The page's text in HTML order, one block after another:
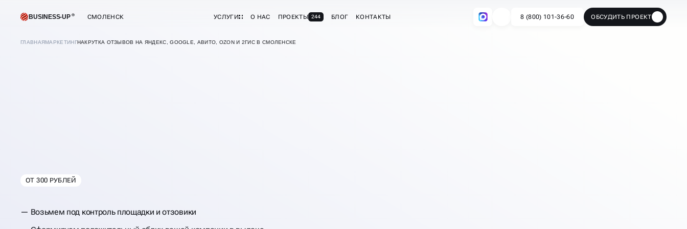
BUSINESS-UP СМОЛЕНСК УСЛУГИ О НАС ПРОЕКТЫ 244 БЛОГ КОНТАКТЫ 8 (800) 101-36-60 ОБСУДИТЬ ПРОЕКТ
ГЛАВНАЯМАРКЕТИНГНАКРУТКА ОТЗЫВОВ НА ЯНДЕКС, GOOGLE, АВИТО, OZON И 2ГИС В СМОЛЕНСКЕ
ВСМОЛЕНСКЕ
ОТ 300 РУБЛЕЙ
Возьмем под контроль площадки и отзовики